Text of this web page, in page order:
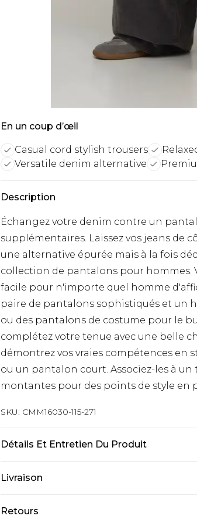
En un coup d’œil
Casual cord stylish trousers
Versatile denim alternative
Description
Échangez votre denim contre un
supplémentaires. Laissez vos jeans de
une alternative épurée mais à la fois
collection de pantalons pour hommes.
facile pour n'importe quel homme
paire de pantalons sophistiqués et un
ou des pantalons de costume pour le
complétez votre tenue avec une belle
démontrez vos vraies compétences
ou un pantalon court. Associez-les à
montantes pour des points de style en
SKU: CMM16030-115-271
Détails Et Entretien Du Produit
Livraison
Livraison standard France
Retours